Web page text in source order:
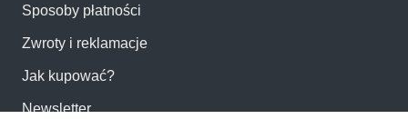
Sposoby płatności
Zwroty i reklamacje
Jak kupować?
Newsletter